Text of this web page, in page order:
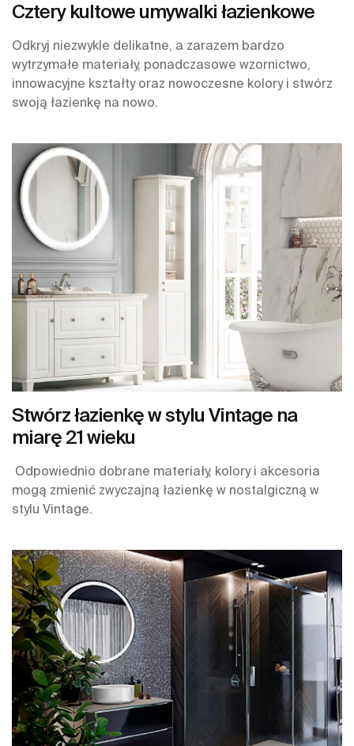
Cztery kultowe umywalki łazienkowe
Odkryj niezwykle delikatne, a zarazem bardzo
wytrzymałe materiały, ponadczasowe wzornictwo,
innowacyjne kształty oraz nowoczesne kolory i stwórz
swoją łazienkę na nowo.
Stwórz łazienkę w stylu Vintage na
miarę 21 wieku
Odpowiednio dobrane materiały, kolory i akcesoria
mogą zmienić zwyczajną łazienkę w nostalgiczną w
stylu Vintage.